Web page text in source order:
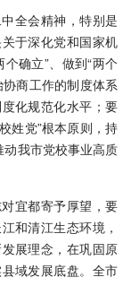
全会精神，特别是
于深化党和国家机
确立”、做到“两个
商工作的制度体系
化规范化水平；要
姓党”根本原则，持
动我市党校事业高质
宜都寄予厚望，要
和清江生态环境，
展理念，在巩固原
域发展底盘。全市